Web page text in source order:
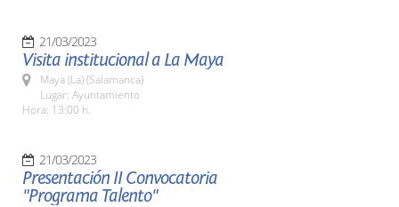
21/03/2023
Visita institucional a La Maya
Maya (La) (Salamanca)
Lugar: Ayuntamiento
Hora: 13:00 h.
21/03/2023
Presentación II Convocatoria
"Programa Talento"